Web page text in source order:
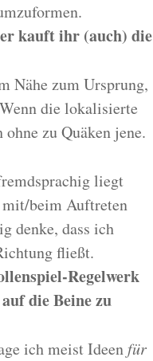
kauft ihr (auch) die
Nähe zum Ursprung,
die lokalisierte
zu Quäken jene.
liegt
beim Auftreten
denke, dass ich
fließt.
Regelwerk
die Beine zu
ich meist Ideen für